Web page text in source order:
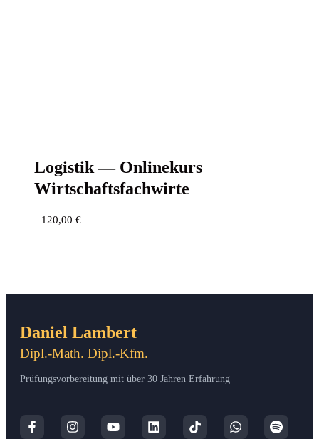
Logis­tik — Online­kurs
Wirtschaftsfachwirte
120,00 €
Daniel Lambert
Dipl.-Math. Dipl.-Kfm.
Prüfungsvorbereitung mit über 30 Jahren Erfahrung